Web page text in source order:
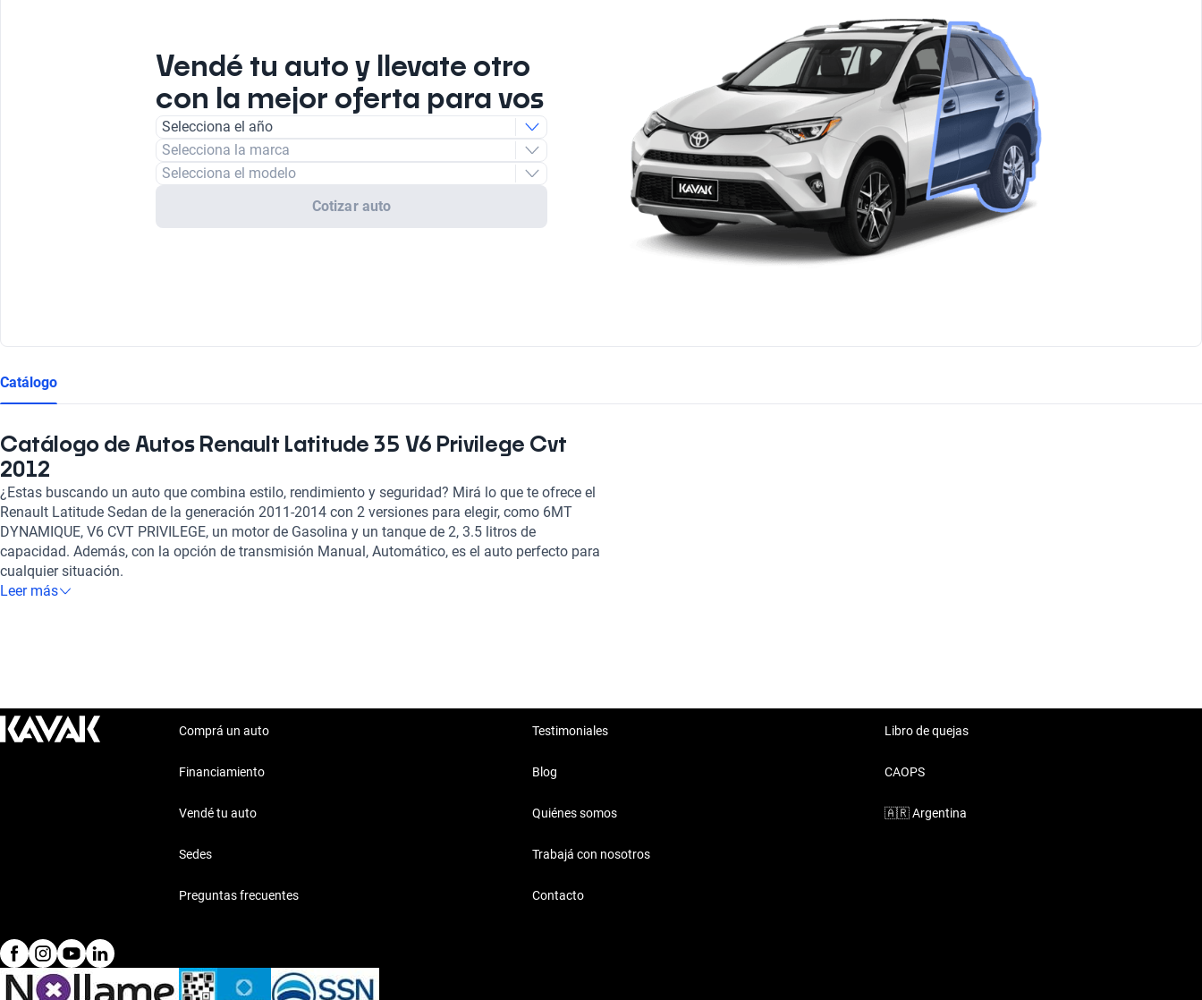
Vendé tu auto y llevate otro
con la mejor oferta para vos
Selecciona el año
Selecciona la marca
Selecciona el modelo
Cotizar auto
Catálogo
Catálogo de Autos Renault Latitude 35 V6 Privilege Cvt
2012
¿Estas buscando un auto que combina estilo, rendimiento y seguridad? Mirá lo que te ofrece el
Renault Latitude Sedan de la generación 2011-2014 con 2 versiones para elegir, como 6MT
DYNAMIQUE, V6 CVT PRIVILEGE, un motor de Gasolina y un tanque de 2, 3.5 litros de
capacidad. Además, con la opción de transmisión Manual, Automático, es el auto perfecto para
cualquier situación.
Leer más
Comprá un auto
Financiamiento
Vendé tu auto
Sedes
Preguntas frecuentes
Testimoniales
Blog
Quiénes somos
Trabajá con nosotros
Contacto
Libro de quejas
CAOPS
🇦🇷 Argentina